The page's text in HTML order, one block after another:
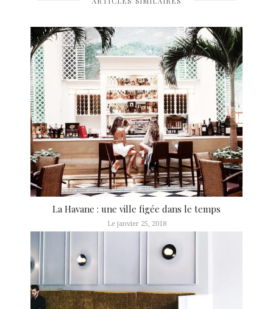
La Havane : une ville figée dans le temps
Le janvier 25, 2018